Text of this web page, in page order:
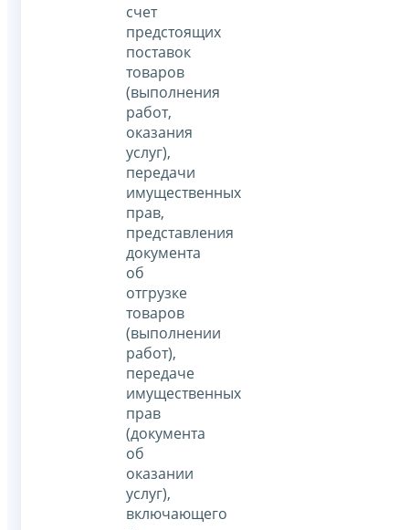
счет
предстоящих
поставок
товаров
(выполнения
работ,
оказания
услуг),
передачи
имущественных
прав,
представления
документа
об
отгрузке
товаров
(выполнении
работ),
передаче
имущественных
прав
(документа
об
оказании
услуг),
включающего